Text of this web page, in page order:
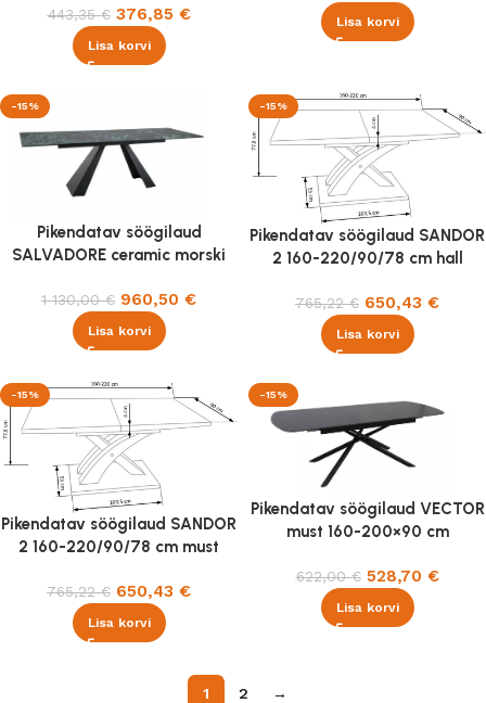
443,35€ 376,85 €
Lisa korvi
Lisa korvi
-15%
Pikendatav söögilaud
SALVADORE ceramic morski
1 130,00€ 960,50 €
Lisa korvi
-15%
Pikendatav söögilaud SANDOR
2 160-220/90/78 cm hall
765,22€ 650,43 €
Lisa korvi
-15%
Pikendatav söögilaud SANDOR
2 160-220/90/78 cm must
765,22€ 650,43 €
Lisa korvi
-15%
Pikendatav söögilaud VECTOR
must 160-200×90 cm
622,00€ 528,70 €
Lisa korvi
1 2 →